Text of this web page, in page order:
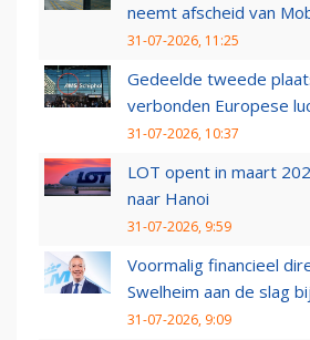
neemt afscheid van
31-07-2026, 11:25
Gedeelde tweede
verbonden Europese
31-07-2026, 10:37
LOT opent in maart
naar Hanoi
31-07-2026, 9:59
Voormalig financieel
Swelheim aan de slag
31-07-2026, 9:09